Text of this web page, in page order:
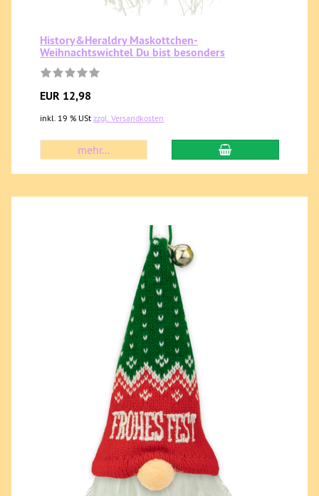
History&Heraldry Maskottchen-
Weihnachtswichtel Du bist besonders
EUR 12,98
inkl. 19 % USt zzgl. Versandkosten
mehr...